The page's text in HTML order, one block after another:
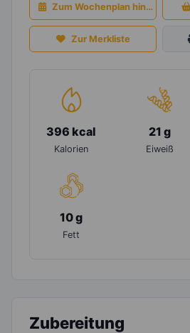
Zum Wochenplan hinzufügen
Zur Merkliste
396 kcal
Kalorien
21 g
Eiweiß
10 g
Fett
Zubereitung